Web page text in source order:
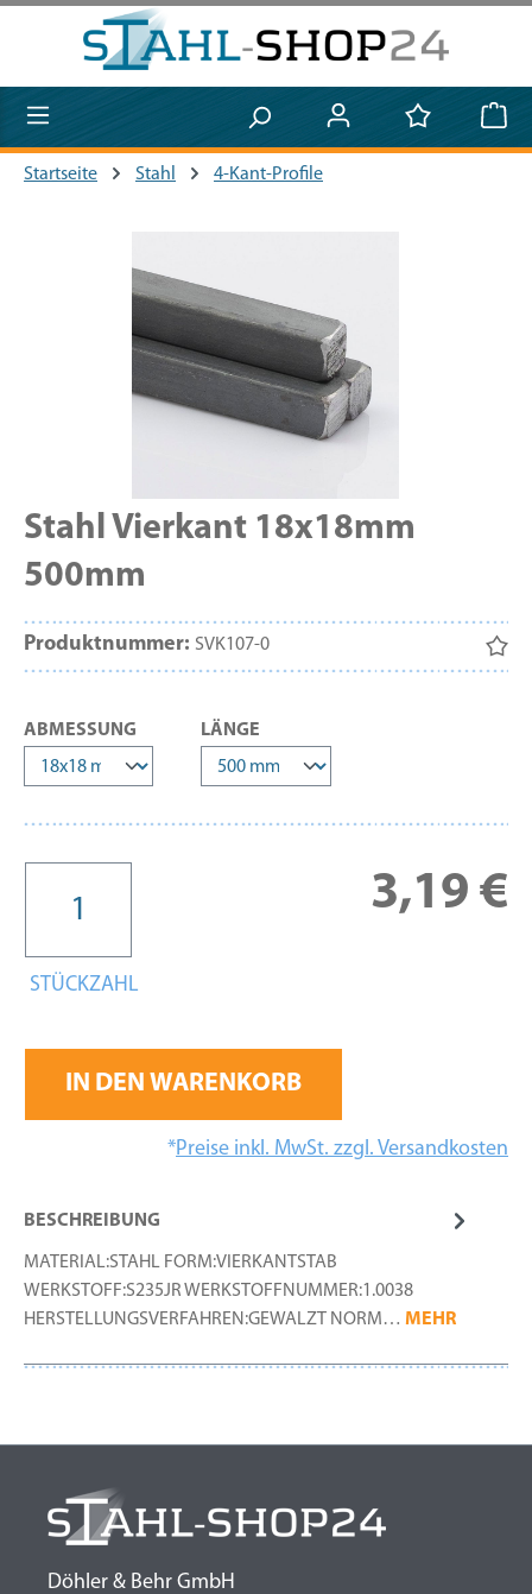
Zum Hauptinhalt springen
Startseite Stahl 4-Kant-Profile
Stahl Vierkant 18x18mm
500mm
Produktnummer: SVK107-0
ABMESSUNG AUSWÄHLEN
LÄNGE
3,19 €
STÜCKZAHL
IN DEN WARENKORB
*Preise inkl. MwSt. zzgl. Versandkosten
BESCHREIBUNG
MATERIAL:STAHL FORM:VIERKANTSTAB
WERKSTOFF:S235JR WERKSTOFFNUMMER:1.0038
HERSTELLUNGSVERFAHREN:GEWALZT NORM… MEHR
Döhler & Behr GmbH